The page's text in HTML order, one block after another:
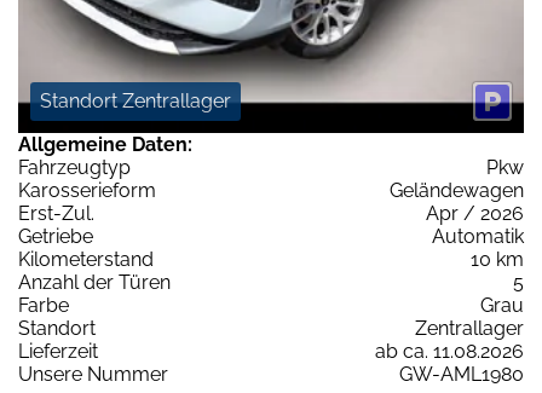
Standort Zentrallager
Allgemeine Daten:
Fahrzeugtyp
Pkw
Karosserieform
Geländewagen
Erst-Zul.
Apr / 2026
Getriebe
Automatik
Kilometerstand
10 km
Anzahl der Türen
5
Farbe
Grau
Standort
Zentrallager
Lieferzeit
ab ca. 11.08.2026
Unsere Nummer
GW-AML1980